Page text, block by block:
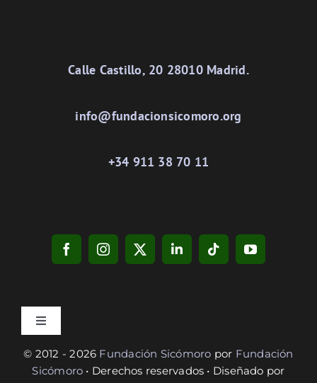
Calle Castillo, 20 28010 Madrid.
info@fundacionsicomoro.org
+34 911 38 70 11
Toggle
Privacidad
© 2012 - 2026 Fundación Sicómoro por Fundación
Sicómoro • Derechos reservados • Diseñado por